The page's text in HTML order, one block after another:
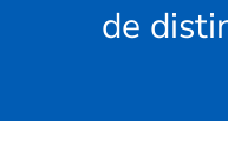
de